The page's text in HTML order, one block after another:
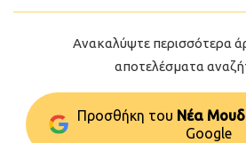
Ανακαλύψτε περισσότερα
αποτελέσματα
Προσθήκη του Νέα
Google